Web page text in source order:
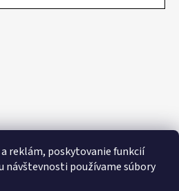
reklám, poskytovanie funkcií
návštevnosti používame súbory